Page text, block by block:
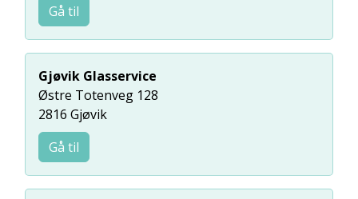
Gå til
Gjøvik Glasservice
Østre Totenveg 128
2816 Gjøvik
Gå til